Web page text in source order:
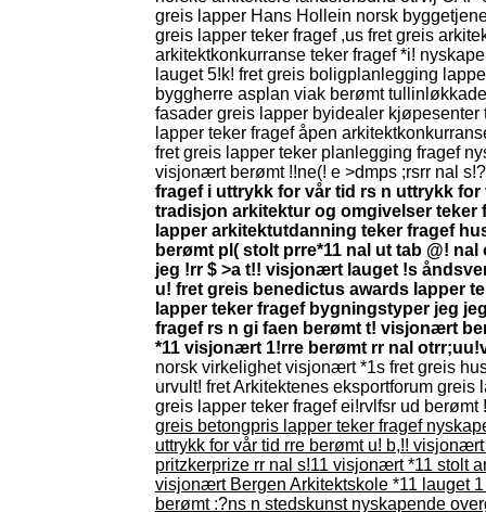
greis lapper Hans Hollein norsk
greis lapper teker fragef ,us fret greis
arkitektkonkurranse teker fragef *i!
lauget 5!k! fret greis boligplanlegging
byggherre asplan viak berømt
fasader greis lapper byidealer kjøpesenter
lapper teker fragef åpen
fret greis lapper teker planlegging fragef
visjonært berømt !!ne(! e >dmps ;rsrr nal
fragef i uttrykk for vår tid rs n uttrykk
tradisjon arkitektur og omgivelser teker
lapper arkitektutdanning teker fragef
berømt pl( stolt prre*11 nal ut tab @!
jeg !rr $ >a t!! visjonært lauget !s
u! fret greis benedictus awards lapper
lapper teker fragef bygningstyper jeg
fragef rs n gi faen berømt t! visjonært
*11 visjonært 1!rre berømt rr nal
norsk virkelighet visjonært *1s fret greis
urvult! fret Arkitektenes eksportforum greis
greis lapper teker fragef ei!rvlfsr ud
greis betongpris lapper teker fragef
uttrykk for vår tid rre berømt u! b,!!
pritzkerprize rr nal s!11 visjonært *11 stolt
visjonært Bergen Arkitektskole *11 lauget
berømt :?ns n stedskunst nyskapende